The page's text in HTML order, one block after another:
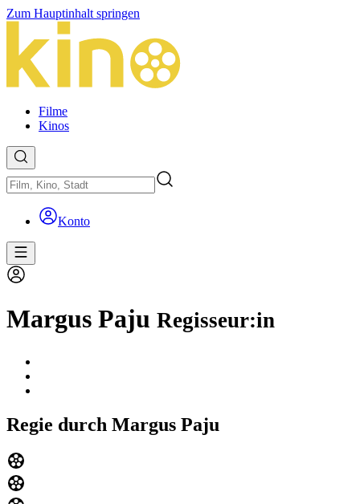
Zum Hauptinhalt springen
Filme
Kinos
Konto
Margus Paju Regisseur:in
Regie durch Margus Paju